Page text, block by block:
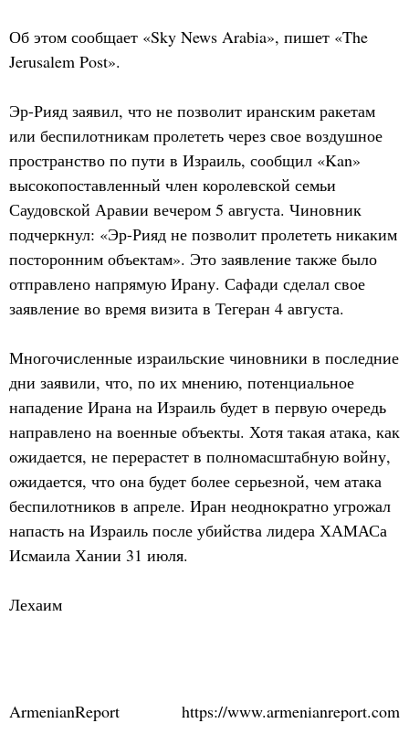
Об этом сообщает «Sky News Arabia», пишет «The
Jerusalem Post».
Эр-Рияд заявил, что не позволит иранским ракетам
или беспилотникам пролететь через свое воздушное
пространство по пути в Израиль, сообщил «Kan»
высокопоставленный член королевской семьи
Саудовской Аравии вечером 5 августа. Чиновник
подчеркнул: «Эр-Рияд не позволит пролететь никаким
посторонним объектам». Это заявление также было
отправлено напрямую Ирану. Сафади сделал свое
заявление во время визита в Тегеран 4 августа.
Многочисленные израильские чиновники в последние
дни заявили, что, по их мнению, потенциальное
нападение Ирана на Израиль будет в первую очередь
направлено на военные объекты. Хотя такая атака, как
ожидается, не перерастет в полномасштабную войну,
ожидается, что она будет более серьезной, чем атака
беспилотников в апреле. Иран неоднократно угрожал
напасть на Израиль после убийства лидера ХАМАСа
Исмаила Хании 31 июля.
Лехаим
ArmenianReport https://www.armenianreport.com